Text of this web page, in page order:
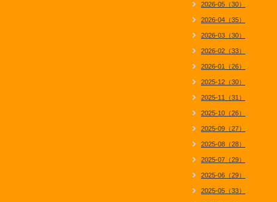
2026-05（30）
2026-04（35）
2026-03（30）
2026-02（33）
2026-01（26）
2025-12（30）
2025-11（31）
2025-10（26）
2025-09（27）
2025-08（28）
2025-07（29）
2025-06（29）
2025-05（33）